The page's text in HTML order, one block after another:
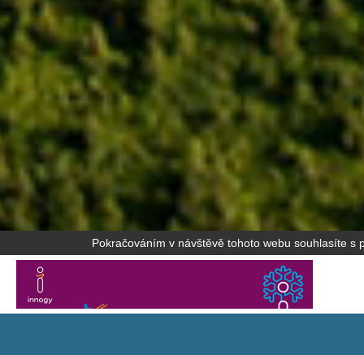
Pokračováním v návštěvě tohoto webu souhlasíte